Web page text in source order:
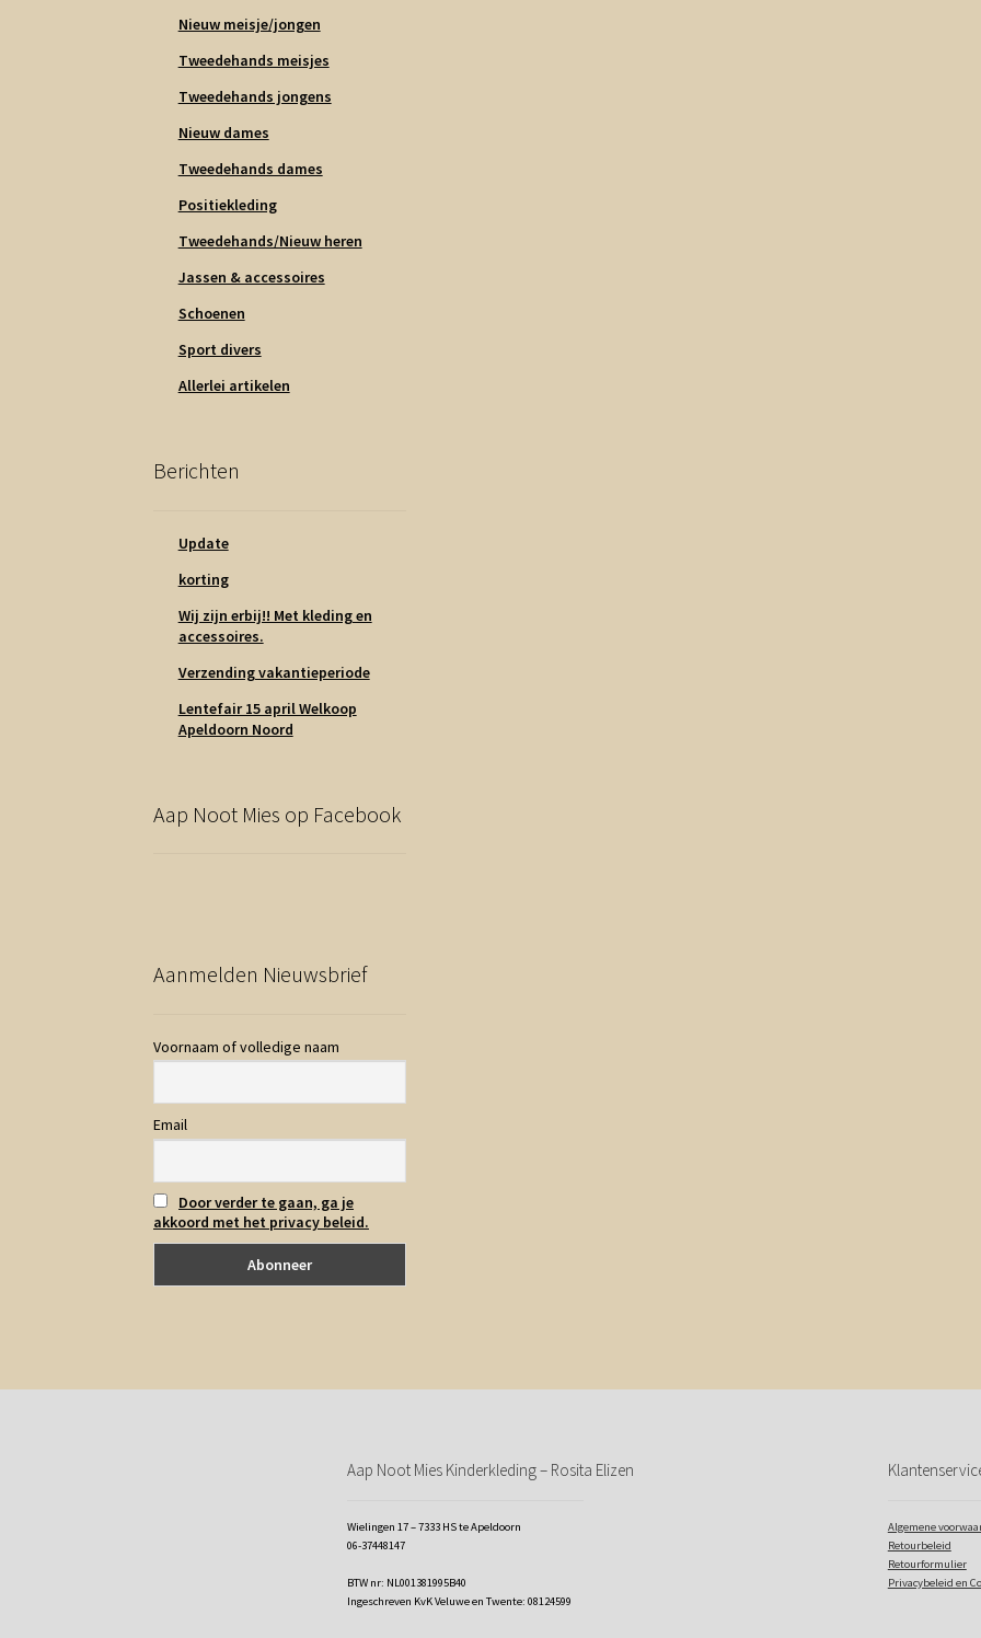
Nieuw meisje/jongen
Tweedehands meisjes
Tweedehands jongens
Nieuw dames
Tweedehands dames
Positiekleding
Tweedehands/Nieuw heren
Jassen & accessoires
Schoenen
Sport divers
Allerlei artikelen
Berichten
Update
korting
Wij zijn erbij!! Met kleding en
accessoires.
Verzending vakantieperiode
Lentefair 15 april Welkoop
Apeldoorn Noord
Aap Noot Mies op Facebook
Aanmelden Nieuwsbrief
Voornaam of volledige naam
Email
Door verder te gaan, ga je
akkoord met het privacy beleid.
Aap Noot Mies Kinderkleding – Rosita Elizen
Wielingen 17 – 7333 HS te Apeldoorn
06-37448147
BTW nr: NL001381995B40
Ingeschreven KvK Veluwe en Twente: 08124599
Algemene
Retourbeleid
Retourformulier
Privacybeleid en